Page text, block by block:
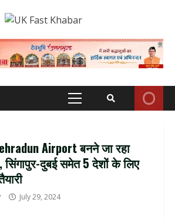
Primary
Airport बनने जा रहा
दुबई समेत 5 देशों के लिए
July 29, 2024